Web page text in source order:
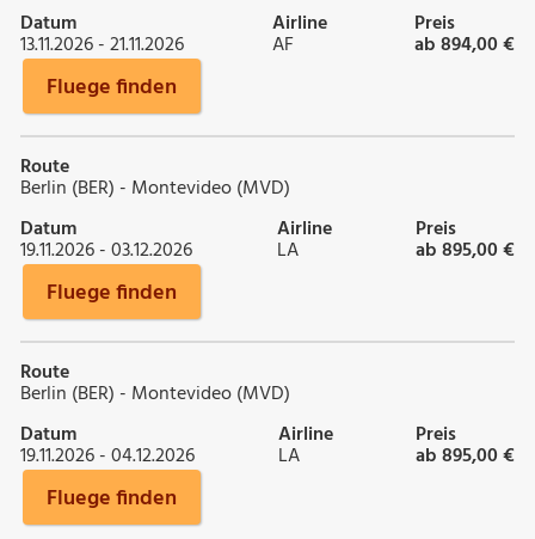
Datum
13.11.2026 - 21.11.2026
Airline
AF
Preis
ab 894,00 €
Fluege finden
Route
Berlin (BER) - Montevideo (MVD)
Datum
19.11.2026 - 03.12.2026
Airline
LA
Preis
ab 895,00 €
Fluege finden
Route
Berlin (BER) - Montevideo (MVD)
Datum
19.11.2026 - 04.12.2026
Airline
LA
Preis
ab 895,00 €
Fluege finden